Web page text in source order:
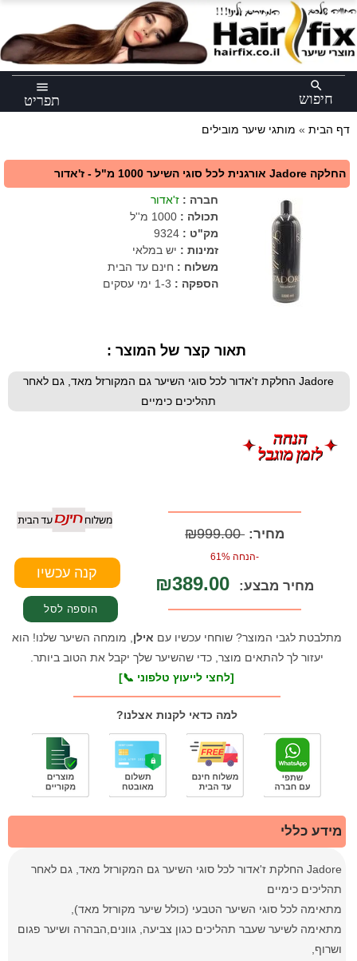
menu
תפריט
search
חיפוש
דף הבית » מותגי שיער מובילים
החלקה Jadore אורגנית לכל סוגי השיער 1000 מ"ל - ז'אדור
חברה : ז'אדור
תכולה : 1000 מ''ל
מק"ט :
9324
זמינות : יש במלאי
משלוח : חינם עד הבית
הספקה : 1-3 ימי עסקים
תאור קצר של המוצר :
Jadore החלקת ז'אדור לכל סוגי השיער גם המקורזל מאד, גם לאחר
תהליכים כימיים
מחיר: ₪999.00
-הנחה 61%
מחיר מבצע: ₪389.00
מתלבטת לגבי המוצר? שוחחי עכשיו עם אילן , מומחה השיער שלנו! הוא
יעזור לך להתאים מוצר, כדי שהשיער שלך יקבל את הטוב ביותר.
[לחצי לייעוץ טלפוני 📞]
למה כדאי לקנות אצלנו?
מידע כללי
Jadore החלקת ז'אדור לכל סוגי השיער גם המקורזל מאד, גם לאחר
תהליכים כימיים
מתאימה לכל סוגי השיער הטבעי (כולל שיער מקורזל מאד),
מתאימה לשיער שעבר תהליכים כגון צביעה, גוונים,הבהרה ושיער פגום
ושרוף,
×